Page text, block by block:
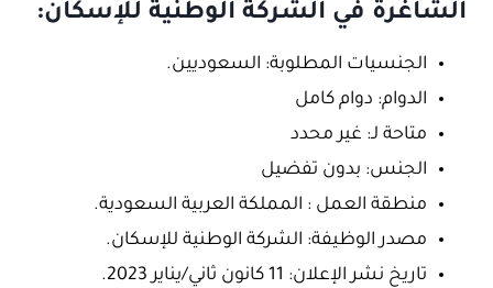
الشاغرة في الشركة الوطنية للإسكان:
الجنسيات المطلوبة: السعوديين.
الدوام: دوام كامل
متاحة لـ: غير محدد
الجنس: بدون تفضيل
منطقة العمل : المملكة العربية السعودية.
مصدر الوظيفة: الشركة الوطنية للإسكان.
تاريخ نشر الإعلان: 11 كانون ثاني/يناير 2023.